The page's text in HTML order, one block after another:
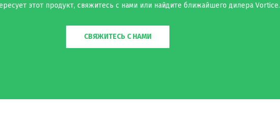
этот продукт, свяжитесь с нами или найдите ближайшего дилера Vortice.
СВЯЖИТЕСЬ С НАМИ